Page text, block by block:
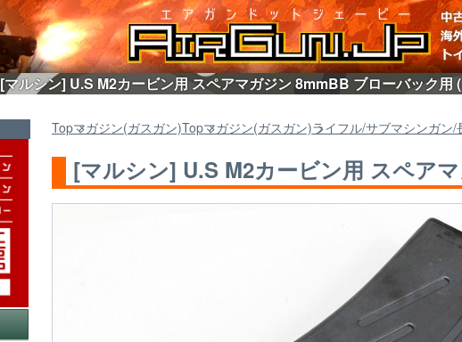
[マルシン] U.S M2カービン用 スペアマガジン 8mmBB ブローバック用
Topマガジン(ガスガン)Topマガジン(ガスガン)ライフル/サブマシンガン/
[マルシン] U.S M2カービン用 スペア